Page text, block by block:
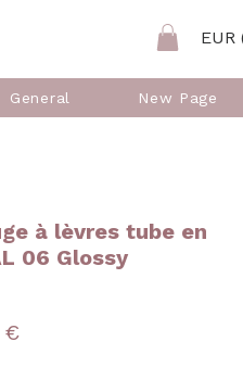
EUR
General New Page
à lèvres tube en
06 Glossy
€Prix